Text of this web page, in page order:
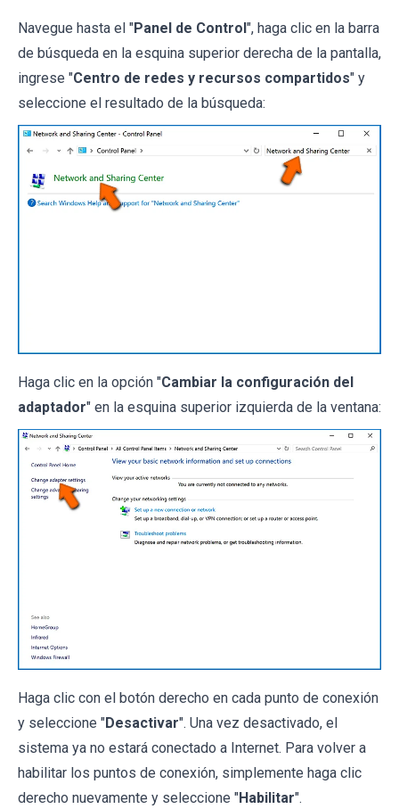
Navegue hasta el "Panel de Control", haga clic en la barra
de búsqueda en la esquina superior derecha de la pantalla,
ingrese "Centro de redes y recursos compartidos" y
seleccione el resultado de la búsqueda:
Haga clic en la opción "Cambiar la configuración del
adaptador" en la esquina superior izquierda de la ventana:
Haga clic con el botón derecho en cada punto de conexión
y seleccione "Desactivar". Una vez desactivado, el
sistema ya no estará conectado a Internet. Para volver a
habilitar los puntos de conexión, simplemente haga clic
derecho nuevamente y seleccione "Habilitar".